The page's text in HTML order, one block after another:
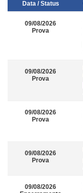
Data / Status
09/08/2026
Prova
09/08/2026
Prova
09/08/2026
Prova
09/08/2026
Prova
09/08/2026